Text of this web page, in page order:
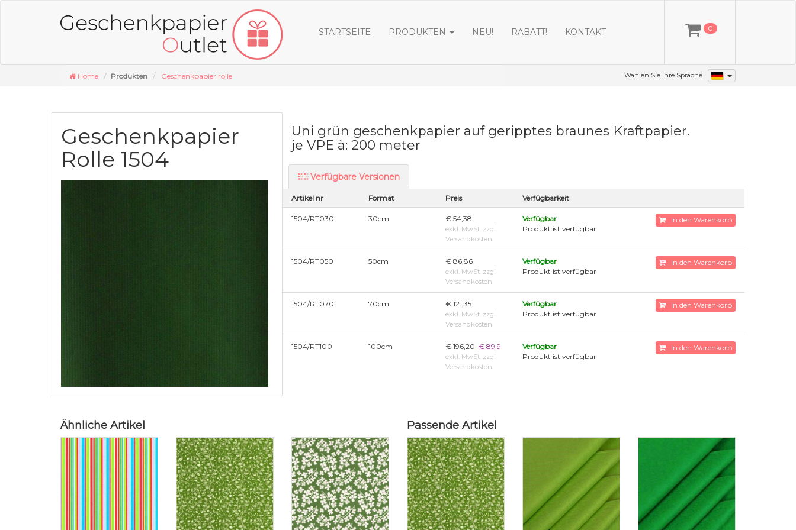
STARTSEITE PRODUKTEN NEU! RABATT! KONTAKT 0
Home Produkten Geschenkpapier rolle Wählen Sie Ihre Sprache
Geschenkpapier
Rolle 1504
Uni grün geschenkpapier auf geripptes braunes Kraftpapier.
je VPE à: 200 meter
Verfügbare Versionen
Artikel nr Format Preis Verfügbarkeit
1504/RT030 30cm € 54,38
exkl. MwSt. zzgl
Versandkosten
Verfügbar
Produkt ist verfügbar
In den Warenkorb
1504/RT050 50cm € 86,86
exkl. MwSt. zzgl
Versandkosten
Verfügbar
Produkt ist verfügbar
In den Warenkorb
1504/RT070 70cm € 121,35
exkl. MwSt. zzgl
Versandkosten
Verfügbar
Produkt ist verfügbar
In den Warenkorb
1504/RT100 100cm € 196,20 € 89,9
exkl. MwSt. zzgl
Versandkosten
Verfügbar
Produkt ist verfügbar
In den Warenkorb
Ähnliche Artikel Passende Artikel